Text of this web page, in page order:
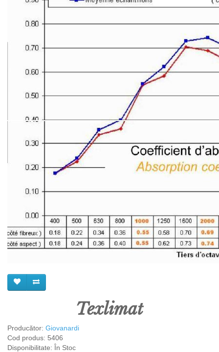
Texlimat
Producător: Giovanardi
Cod produs: 5406
Disponibilitate: În Stoc